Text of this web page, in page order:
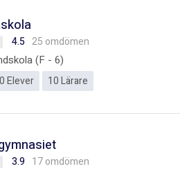
4.5 25 omdömen
(F - 6)
Elever 10 Lärare
3.9 17 omdömen